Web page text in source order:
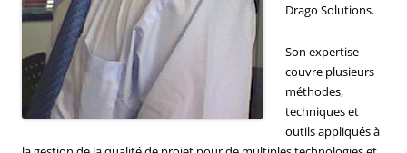
Drago Solutions.
Son expertise
couvre plusieurs
méthodes,
techniques et
outils appliqués à